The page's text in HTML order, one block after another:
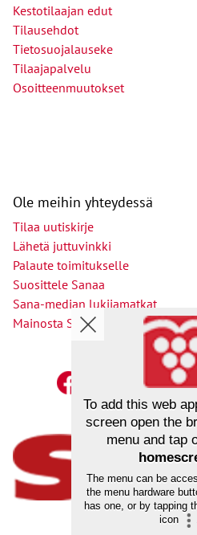
Kestotilaajan edut
Tilausehdot
Tietosuojalauseke
Tilaajapalvelu
Osoitteenmuutokset
Ole meihin yhteydessä
Tilaa uutiskirje
Lähetä juttuvinkki
Palaute toimitukselle
Suosittele Sanaa
Sana-median lukijamatkat
Mainosta Sana-mediassa
Ihmisyydestä, uskosta
To add this web
screen open the
menu and tap
The menu can be
the menu hardware
has one, or by tapping
icon